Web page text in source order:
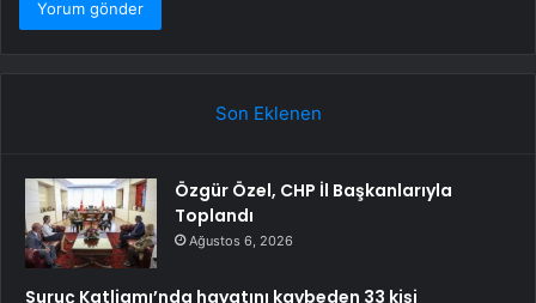
Son Eklenen
Özgür Özel, CHP İl Başkanlarıyla
Toplandı
Ağustos 6, 2026
Suruç Katliamı’nda hayatını kaybeden 33 kişi